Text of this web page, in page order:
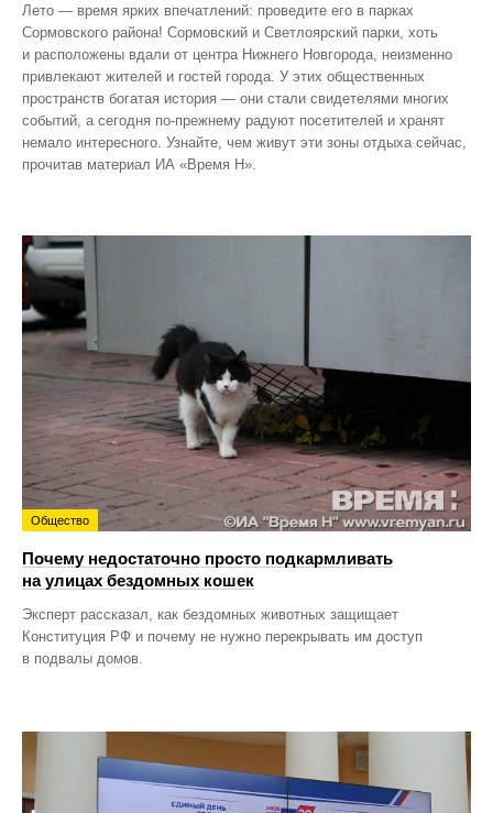
Лето — время ярких впечатлений: проведите его в парках
Сормовского района! Сормовский и Светлоярский парки, хоть
и расположены вдали от центра Нижнего Новгорода, неизменно
привлекают жителей и гостей города. У этих общественных
пространств богатая история — они стали свидетелями многих
событий, а сегодня по‑прежнему радуют посетителей и хранят
немало интересного. Узнайте, чем живут эти зоны отдыха сейчас,
прочитав материал ИА «Время Н».
Общество
Почему недостаточно просто подкармливать
на улицах бездомных кошек
Эксперт рассказал, как бездомных животных защищает
Конституция РФ и почему не нужно перекрывать им доступ
в подвалы домов.